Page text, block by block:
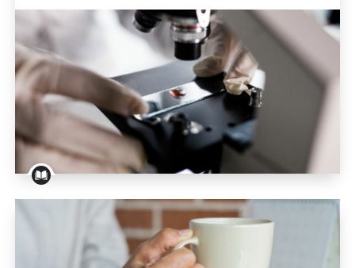
Un nouveau test sanguin pour le diagnostic des